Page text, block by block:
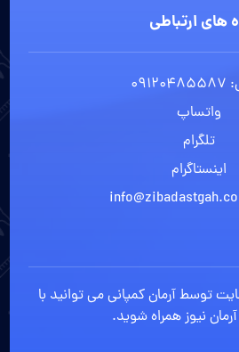
های ارتباطی
واتساپ
تلگرام
اینستاگرام
توسط آرمان کمپانی می توانید با
نیوزهمراه شوید.